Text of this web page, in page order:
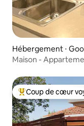
Hébergement ⋅
Maison -
Coups de cœur
Coup de cœur